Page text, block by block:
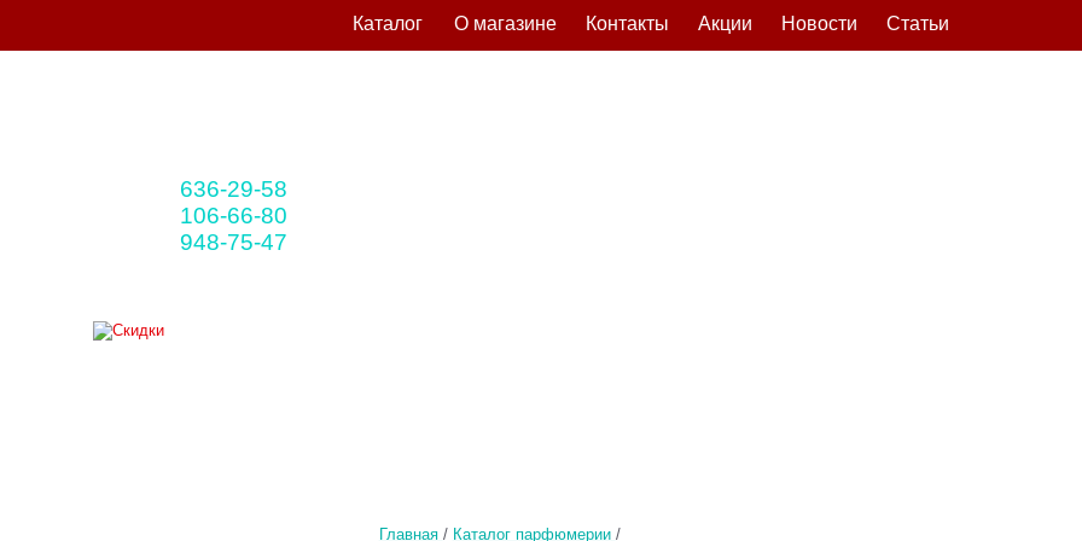
Главная / Каталог парфюмерии /
636-29-58
106-66-80
948-75-47
Статьи
Новости
Акции
Контакты
О магазине
Каталог